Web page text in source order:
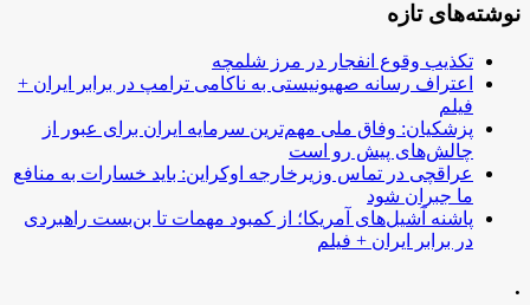
نوشته‌های تازه
تکذیب وقوع انفجار در مرز شلمچه
اعتراف رسانه صهیونیستی به ناکامی ترامپ در برابر ایران +
فیلم
پزشکیان: وفاق ملی مهم‌ترین سرمایه ایران برای عبور از
چالش‌های پیش رو است
عراقچی در تماس وزیرخارجه اوکراین: باید خسارات به منافع
ما جبران شود
پاشنه آشیل‌های آمریکا؛ از کمبود مهمات تا بن‌بست راهبردی
در برابر ایران + فیلم
.